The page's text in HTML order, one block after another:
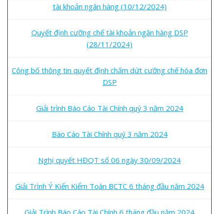
tài khoản ngân hàng (10/12/2024)
Quyết định cưỡng chế tài khoản ngân hàng DSP
(28/11/2024)
Công bố thông tin quyết định chấm dứt cưỡng chế hóa đơn
DSP
Giải trình Báo Cáo Tài Chính quý 3 năm 2024
Báo Cáo Tài Chính quý 3 năm 2024
Nghị quyết HĐQT số 06 ngày 30/09/2024
Giải Trình Ý Kiến Kiểm Toán BCTC 6 tháng đầu năm 2024
Giải Trình Báo Cáo Tài Chính 6 tháng đầu năm 2024